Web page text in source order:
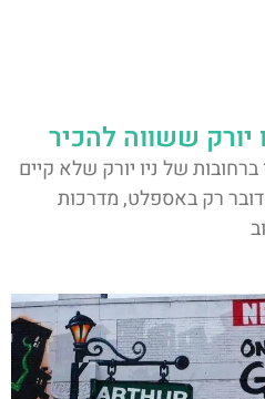
יורק ששווה להכיר
של ניו יורק שלא קיים
רק באספלט, מדרכות